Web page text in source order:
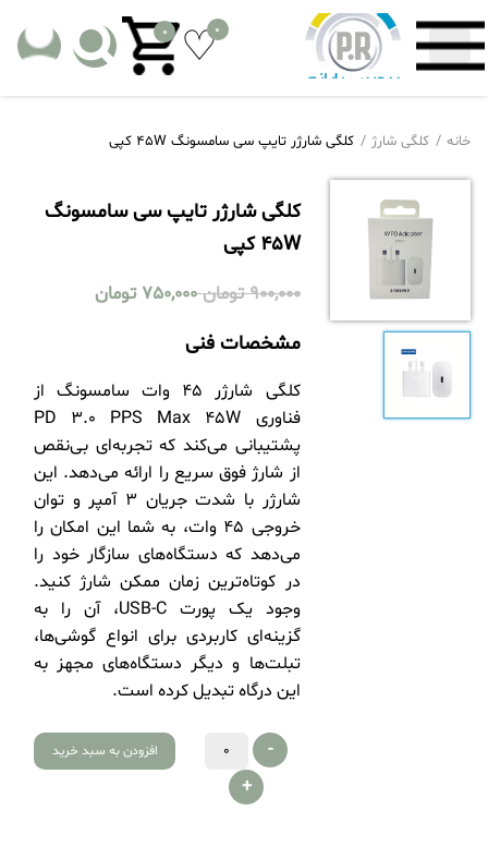
0
0
خانه کلگی شارژ کلگی شارژر تایپ سی سامسونگ 45W کپی
کلگی شارژر تایپ سی سامسونگ
45W کپی
900,000 تومان 750,000 تومان
مشخصات فنی
کلگی شارژر ۴۵ وات سامسونگ از
فناوری PD 3.0 PPS Max 45W
پشتیبانی می‌کند که تجربه‌ای بی‌نقص
از شارژ فوق سریع را ارائه می‌دهد. این
شارژر با شدت جریان ۳ آمپر و توان
خروجی ۴۵ وات، به شما این امکان را
می‌دهد که دستگاه‌های سازگار خود را
در کوتاه‌ترین زمان ممکن شارژ کنید.
وجود یک پورت USB-C، آن را به
گزینه‌ای کاربردی برای انواع گوشی‌ها،
تبلت‌ها و دیگر دستگاه‌های مجهز به
این درگاه تبدیل کرده است.
-
+
افزودن به سبد خرید